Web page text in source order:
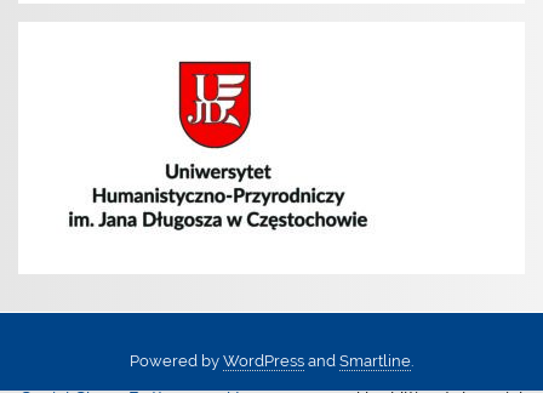
Powered by WordPress and Smartline